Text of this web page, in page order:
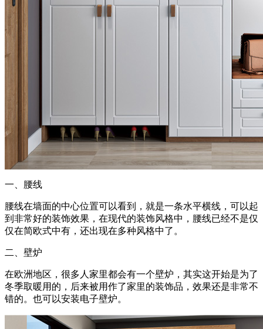
一、腰线
腰线在墙面的中心位置可以看到，就是一条水平横线，可以起
到非常好的装饰效果，在现代的装饰风格中，腰线已经不是仅
仅在简欧式中有，还出现在多种风格中了。
二、壁炉
在欧洲地区，很多人家里都会有一个壁炉，其实这开始是为了
冬季取暖用的，后来被用作了家里的装饰品，效果还是非常不
错的。也可以安装电子壁炉。